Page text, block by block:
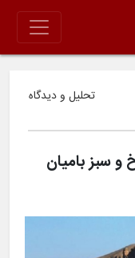
تحلیل و دیدگاه
سبز بامیان